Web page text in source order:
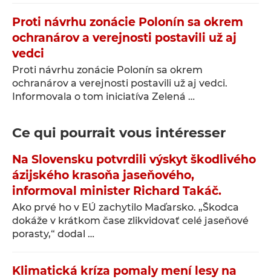
Proti návrhu zonácie Polonín sa okrem
ochranárov a verejnosti postavili už aj
vedci
Proti návrhu zonácie Polonín sa okrem
ochranárov a verejnosti postavili už aj vedci.
Informovala o tom iniciatíva Zelená …
Ce qui pourrait vous intéresser
Na Slovensku potvrdili výskyt škodlivého
ázijského krasoňa jaseňového,
informoval minister Richard Takáč.
Ako prvé ho v EÚ zachytilo Maďarsko. „Škodca
dokáže v krátkom čase zlikvidovať celé jaseňové
porasty,“ dodal …
Klimatická kríza pomaly mení lesy na